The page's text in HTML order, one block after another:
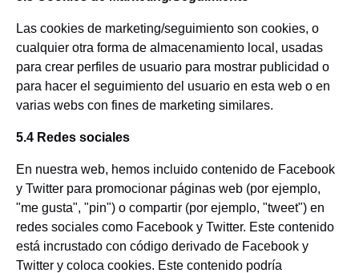
Las cookies de marketing/seguimiento son cookies, o
cualquier otra forma de almacenamiento local, usadas
para crear perfiles de usuario para mostrar publicidad o
para hacer el seguimiento del usuario en esta web o en
varias webs con fines de marketing similares.
5.4 Redes sociales
En nuestra web, hemos incluido contenido de Facebook
y Twitter para promocionar páginas web (por ejemplo,
"me gusta", "pin") o compartir (por ejemplo, "tweet") en
redes sociales como Facebook y Twitter. Este contenido
está incrustado con código derivado de Facebook y
Twitter y coloca cookies. Este contenido podría